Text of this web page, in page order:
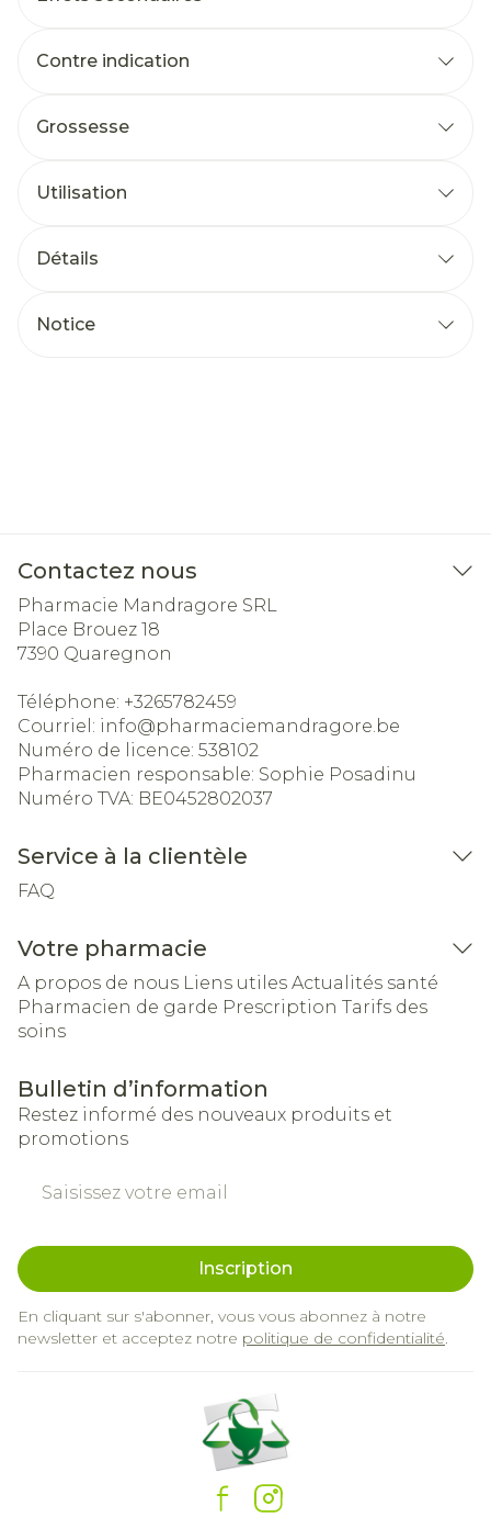
Contre indication
Grossesse
Utilisation
Détails
Notice
Contactez nous
Pharmacie Mandragore SRL
Place Brouez 18
7390 Quaregnon
Téléphone: +3265782459
Courriel: info@pharmaciemandragore.be
Numéro de licence: 538102
Pharmacien responsable: Sophie Posadinu
Numéro TVA: BE0452802037
Service à la clientèle
FAQ
Votre pharmacie
A propos de nous Liens utiles Actualités santé
Pharmacien de garde Prescription Tarifs des
soins
Bulletin d’information
Restez informé des nouveaux produits et
promotions
Inscription
En cliquant sur s'abonner, vous vous abonnez à notre
newsletter et acceptez notre politique de confidentialité.